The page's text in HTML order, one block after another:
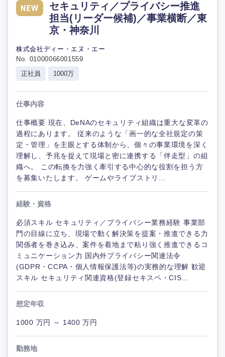
セキュリティ／プライバシー推進
担当(リーダー候補)／事業横断／東
京・神奈川
株式会社ディー・エヌ・エー
No. 01000066001559
正社員
1000万
仕事内容
仕事概要 現在、DeNAのセキュリティ組織は重大な変革の
過程にあります。 従来のような「画一的な全社規定の策
定・管理」を主眼とする体制から、個々の事業環境を深く
理解し、予兆を捉えて現場と密に連携する「伴走型」の組
織へ。 この転換を力強く牽引する中心的な役割を担う方
を募集いたします。 ゲームやライブストリ...
経験・資格
必須スキル セキュリティ／プライバシー業務経験 事業部
門の目線に立ち、現場で動く解決策を提案・推進できる力
関係者を巻き込み、案件を着地まで粘り強く推進できるコ
ミュニケーション力 国内外プライバシー関連法令
(GDPR・CCPA・個人情報保護法等)の実務的な理解 歓迎
スキル セキュリティ関連資格(登録セキスペ・CIS...
想定年収
1000 万円 ～ 1400 万円
勤務地